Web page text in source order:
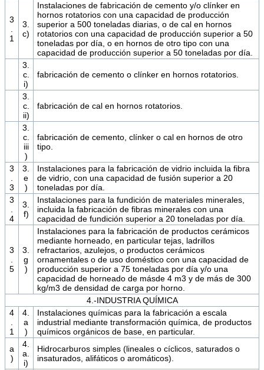
3
.
1
3.
c)
Instalaciones de fabricación de cemento y/o clínker en
hornos rotatorios con una capacidad de producción
superior a 500 toneladas diarias, o de cal en hornos
rotatorios con una capacidad de producción superior a 50
toneladas por día, o en hornos de otro tipo con una
capacidad de producción superior a 50 toneladas por día.
3.
c.
i)
fabricación de cemento o clínker en hornos rotatorios.
3.
c.
ii)
fabricación de cal en hornos rotatorios.
3.
c.
iii
)
fabricación de cemento, clínker o cal en hornos de otro
tipo.
3
.
3
3.
e
)
Instalaciones para la fabricación de vidrio incluida la fibra
de vidrio, con una capacidad de fusión superior a 20
toneladas por día.
3
.
4
3.
f)
Instalaciones para la fundición de materiales minerales,
incluida la fabricación de fibras minerales con una
capacidad de fundición superior a 20 toneladas por día.
3
.
5
3.
g
)
Instalaciones para la fabricación de productos cerámicos
mediante horneado, en particular tejas, ladrillos
refractarios, azulejos, o productos cerámicos
ornamentales o de uso doméstico con una capacidad de
producción superior a 75 toneladas por día y/o una
capacidad de horneado de másde 4 m3 y de más de 300
kg/m3 de densidad de carga por horno.
4.-INDUSTRIA QUÍMICA
4
.
1
4.
a
)
Instalaciones químicas para la fabricación a escala
industrial mediante transformación química, de productos
químicos orgánicos de base, en particular.
a
)
4.
a.
i)
Hidrocarburos simples (lineales o cíclicos, saturados o
insaturados, alifáticos o aromáticos).